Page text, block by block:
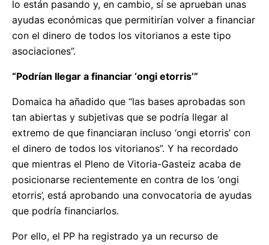
lo están pasando y, en cambio, sí se aprueban unas
ayudas económicas que permitirían volver a financiar
con el dinero de todos los vitorianos a este tipo
asociaciones”.
“Podrían llegar a financiar ‘ongi etorris’”
Domaica ha añadido que “las bases aprobadas son
tan abiertas y subjetivas que se podría llegar al
extremo de que financiaran incluso ‘ongi etorris’ con
el dinero de todos los vitorianos”. Y ha recordado
que mientras el Pleno de Vitoria-Gasteiz acaba de
posicionarse recientemente en contra de los ‘ongi
etorris’, está aprobando una convocatoria de ayudas
que podría financiarlos.
Por ello, el PP ha registrado ya un recurso de